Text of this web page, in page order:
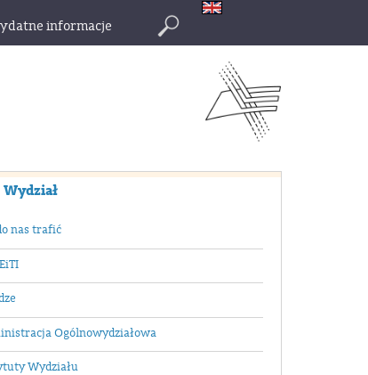
informacje
Wydział
nas trafić
Ogólnowydziałowa
Wydziału